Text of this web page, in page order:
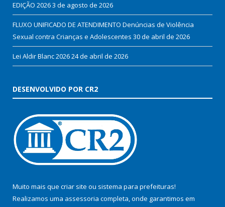
EDIÇÃO 20263 de agosto de 2026
FLUXO UNIFICADO DE ATENDIMENTO Denúncias de Violência
Sexual contra Crianças e Adolescentes 30 de abril de 2026
Lei Aldir Blanc 202624 de abril de 2026
DESENVOLVIDO POR CR2
Muito mais que criar site ou sistema para prefeituras!
Realizamos uma assessoria completa, onde garantimos em